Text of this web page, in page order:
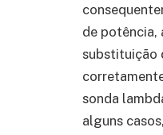
de potência,
substituição
sonda
alguns